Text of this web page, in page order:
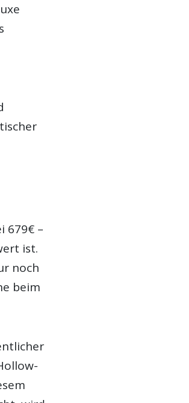
679€ –
ist.
noch
beim